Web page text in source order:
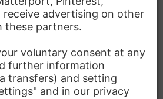
Free Workplace
Canteen, Café
Benz Energy GmbH
Details to location